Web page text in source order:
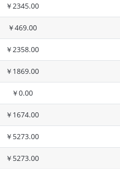
￥2345.00
￥469.00
￥2358.00
￥1869.00
￥0.00
￥1674.00
￥5273.00
￥5273.00